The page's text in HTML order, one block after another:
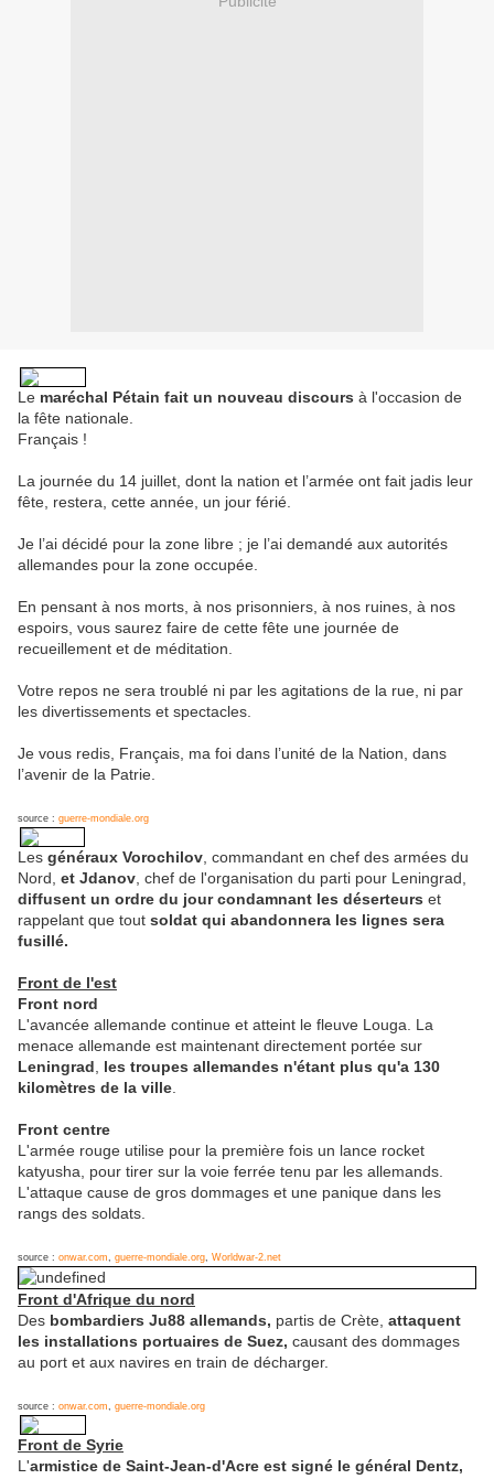
Le maréchal Pétain fait un nouveau discours à l'occasion de
la fête nationale.
Français !
La journée du 14 juillet, dont la nation et l’armée ont fait jadis leur
fête, restera, cette année, un jour férié.
Je l’ai décidé pour la zone libre ; je l’ai demandé aux autorités
allemandes pour la zone occupée.
En pensant à nos morts, à nos prisonniers, à nos ruines, à nos
espoirs, vous saurez faire de cette fête une journée de
recueillement et de méditation.
Votre repos ne sera troublé ni par les agitations de la rue, ni par
les divertissements et spectacles.
Je vous redis, Français, ma foi dans l’unité de la Nation, dans
l’avenir de la Patrie.
source : guerre-mondiale.org
Les généraux Vorochilov , commandant en chef des armées du
Nord, et Jdanov , chef de l'organisation du parti pour Leningrad,
diffusent un ordre du jour condamnant les déserteurs et
rappelant que tout soldat qui abandonnera les lignes sera
fusillé.
Front de l'est
Front nord
L'avancée allemande continue et atteint le fleuve Louga. La
menace allemande est maintenant directement portée sur
Leningrad
les troupes allemandes n'étant plus qu'a 130
kilomètres de la ville
Front centre
L'armée rouge utilise pour la première fois un lance rocket
katyusha, pour tirer sur la voie ferrée tenu par les allemands.
L'attaque cause de gros dommages et une panique dans les
rangs des soldats.
source : onwar.com, guerre-mondiale.org, Worldwar-2.net
Front d'Afrique du nord
Des bombardiers Ju88 allemands, partis de Crète, attaquent
les installations portuaires de Suez, causant des dommages
au port et aux navires en train de décharger.
source : onwar.com, guerre-mondiale.org
Front de Syrie
L'armistice de Saint-Jean-d'Acre est signé le général Dentz,